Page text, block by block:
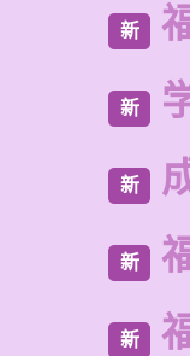
新
新
新
新
新